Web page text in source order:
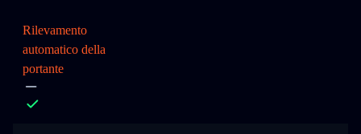
Rilevamento
automatico della
portante